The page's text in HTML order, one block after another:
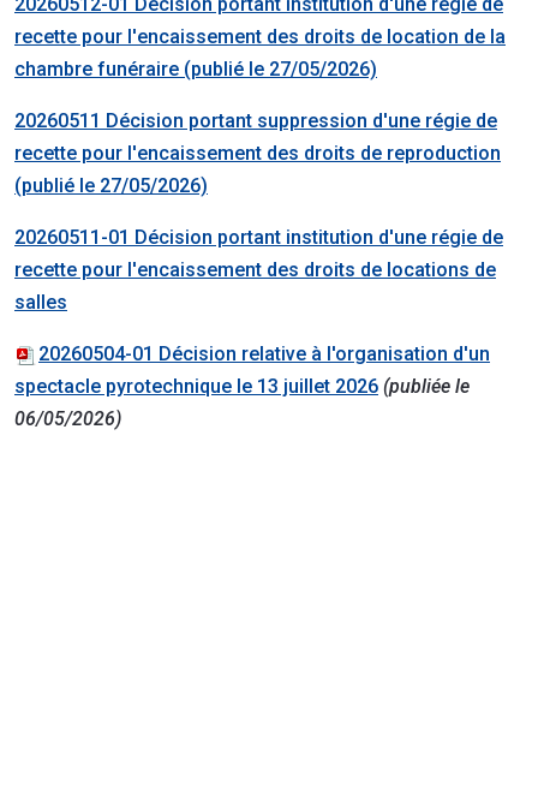
recette pour l'encaissement des droits de location de la
chambre funéraire (publié le 27/05/2026)
20260511 Décision portant suppression d'une régie de
recette pour l'encaissement des droits de reproduction
(publié le 27/05/2026)
20260511-01 Décision portant institution d'une régie de
recette pour l'encaissement des droits de locations de
salles
20260504-01 Décision relative à l'organisation d'un
spectacle pyrotechnique le 13 juillet 2026 (publiée le
06/05/2026)